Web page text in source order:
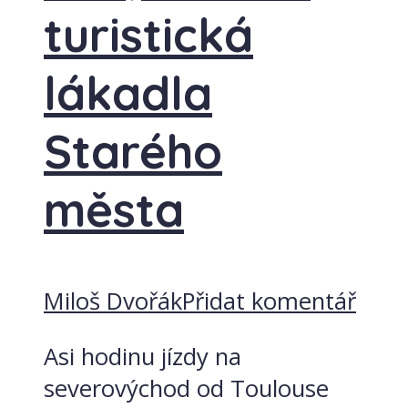
turistická
lákadla
Starého
města
Miloš DvořákPřidat komentář
Asi hodinu jízdy na
severovýchod od Toulouse